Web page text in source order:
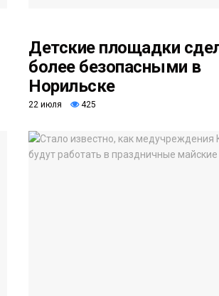
Детские площадки
более безопасными в
Норильске
22 июля 425